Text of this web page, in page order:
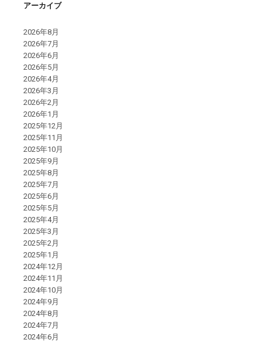
アーカイブ
2026年8月
2026年7月
2026年6月
2026年5月
2026年4月
2026年3月
2026年2月
2026年1月
2025年12月
2025年11月
2025年10月
2025年9月
2025年8月
2025年7月
2025年6月
2025年5月
2025年4月
2025年3月
2025年2月
2025年1月
2024年12月
2024年11月
2024年10月
2024年9月
2024年8月
2024年7月
2024年6月